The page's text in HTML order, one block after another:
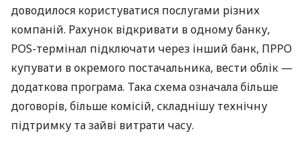
доводилося користуватися послугами різних
компаній. Рахунок відкривати в одному банку,
POS-термінал підключати через інший банк, ПРРО
купувати в окремого постачальника, вести облік —
додаткова програма. Така схема означала більше
договорів, більше комісій, складнішу технічну
підтримку та зайві витрати часу.